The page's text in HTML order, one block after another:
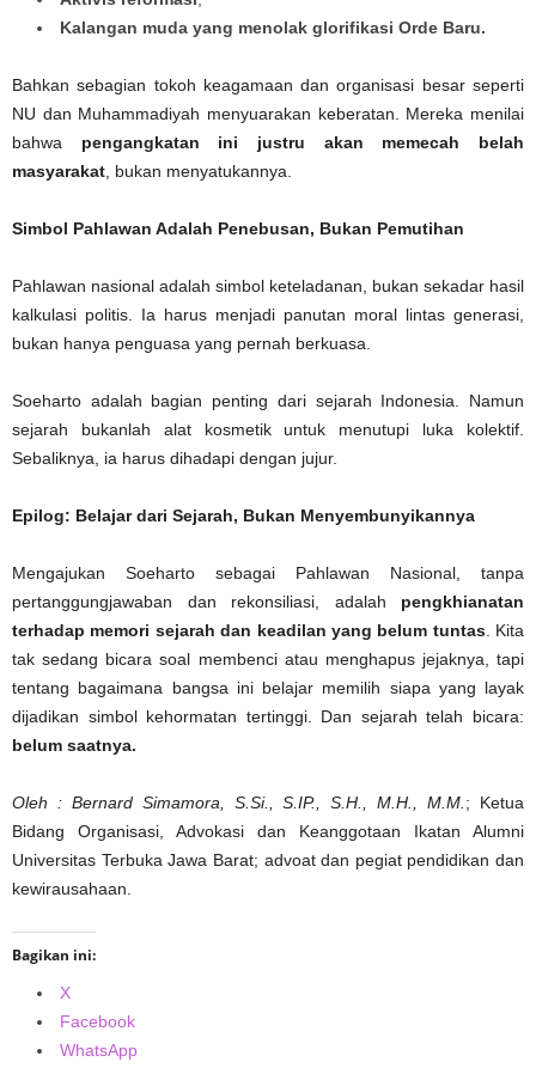
Kalangan muda yang menolak glorifikasi Orde Baru.
Bahkan sebagian tokoh keagamaan dan organisasi besar seperti
NU dan Muhammadiyah menyuarakan keberatan. Mereka menilai
bahwa pengangkatan ini justru akan memecah belah
masyarakat, bukan menyatukannya.
Simbol Pahlawan Adalah Penebusan, Bukan Pemutihan
Pahlawan nasional adalah simbol keteladanan, bukan sekadar hasil
kalkulasi politis. Ia harus menjadi panutan moral lintas generasi,
bukan hanya penguasa yang pernah berkuasa.
Soeharto adalah bagian penting dari sejarah Indonesia. Namun
sejarah bukanlah alat kosmetik untuk menutupi luka kolektif.
Sebaliknya, ia harus dihadapi dengan jujur.
Epilog: Belajar dari Sejarah, Bukan Menyembunyikannya
Mengajukan Soeharto sebagai Pahlawan Nasional, tanpa
pertanggungjawaban dan rekonsiliasi, adalah pengkhianatan
terhadap memori sejarah dan keadilan yang belum tuntas. Kita
tak sedang bicara soal membenci atau menghapus jejaknya, tapi
tentang bagaimana bangsa ini belajar memilih siapa yang layak
dijadikan simbol kehormatan tertinggi. Dan sejarah telah bicara:
belum saatnya.
Oleh : Bernard Simamora, S.Si., S.IP., S.H., M.H., M.M.; Ketua
Bidang Organisasi, Advokasi dan Keanggotaan Ikatan Alumni
Universitas Terbuka Jawa Barat; advoat dan pegiat pendidikan dan
kewirausahaan.
Bagikan ini:
X
Facebook
WhatsApp